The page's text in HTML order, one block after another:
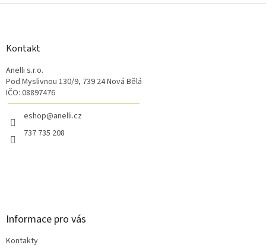
Z
Kontakt
Anelli s.r.o.
Pod Myslivnou 130/9, 739 24 Nová Bělá
IČO: 08897476
eshop@anelli.cz
737 735 208
Informace pro vás
Kontakty